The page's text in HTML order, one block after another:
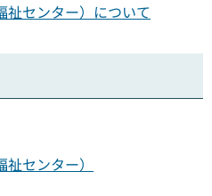
祉センター）について
センター）